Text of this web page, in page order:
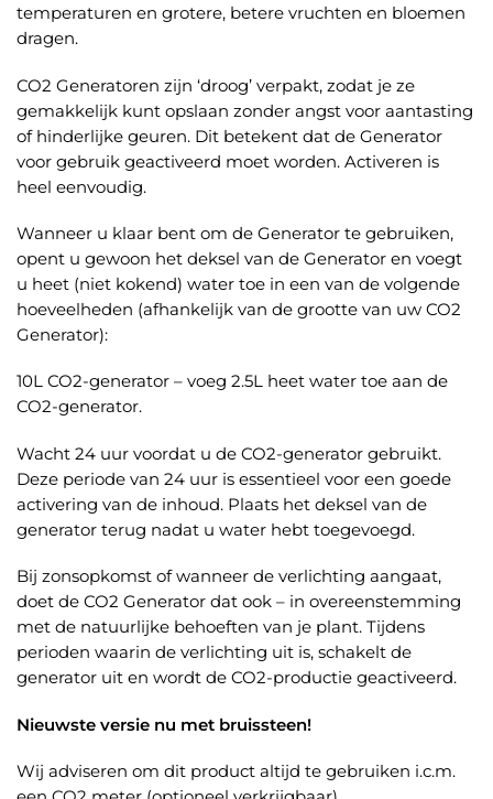
temperaturen en grotere, betere vruchten en bloemen
dragen.
CO2 Generatoren zijn ‘droog’ verpakt, zodat je ze
gemakkelijk kunt opslaan zonder angst voor aantasting
of hinderlijke geuren. Dit betekent dat de Generator
voor gebruik geactiveerd moet worden. Activeren is
heel eenvoudig.
Wanneer u klaar bent om de Generator te gebruiken,
opent u gewoon het deksel van de Generator en voegt
u heet (niet kokend) water toe in een van de volgende
hoeveelheden (afhankelijk van de grootte van uw CO2
Generator):
10L CO2-generator – voeg 2.5L heet water toe aan de
CO2-generator.
Wacht 24 uur voordat u de CO2-generator gebruikt.
Deze periode van 24 uur is essentieel voor een goede
activering van de inhoud. Plaats het deksel van de
generator terug nadat u water hebt toegevoegd.
Bij zonsopkomst of wanneer de verlichting aangaat,
doet de CO2 Generator dat ook – in overeenstemming
met de natuurlijke behoeften van je plant. Tijdens
perioden waarin de verlichting uit is, schakelt de
generator uit en wordt de CO2-productie geactiveerd.
Nieuwste versie nu met bruissteen!
Wij adviseren om dit product altijd te gebruiken i.c.m.